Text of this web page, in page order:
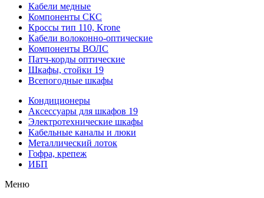
Кабели медные
Компоненты СКС
Кроссы тип 110, Krone
Кабели волоконно-оптические
Компоненты ВОЛС
Патч-корды оптические
Шкафы, стойки 19
Всепогодные шкафы
Кондиционеры
Аксессуары для шкафов 19
Электротехнические шкафы
Кабельные каналы и люки
Металлический лоток
Гофра, крепеж
ИБП
Меню